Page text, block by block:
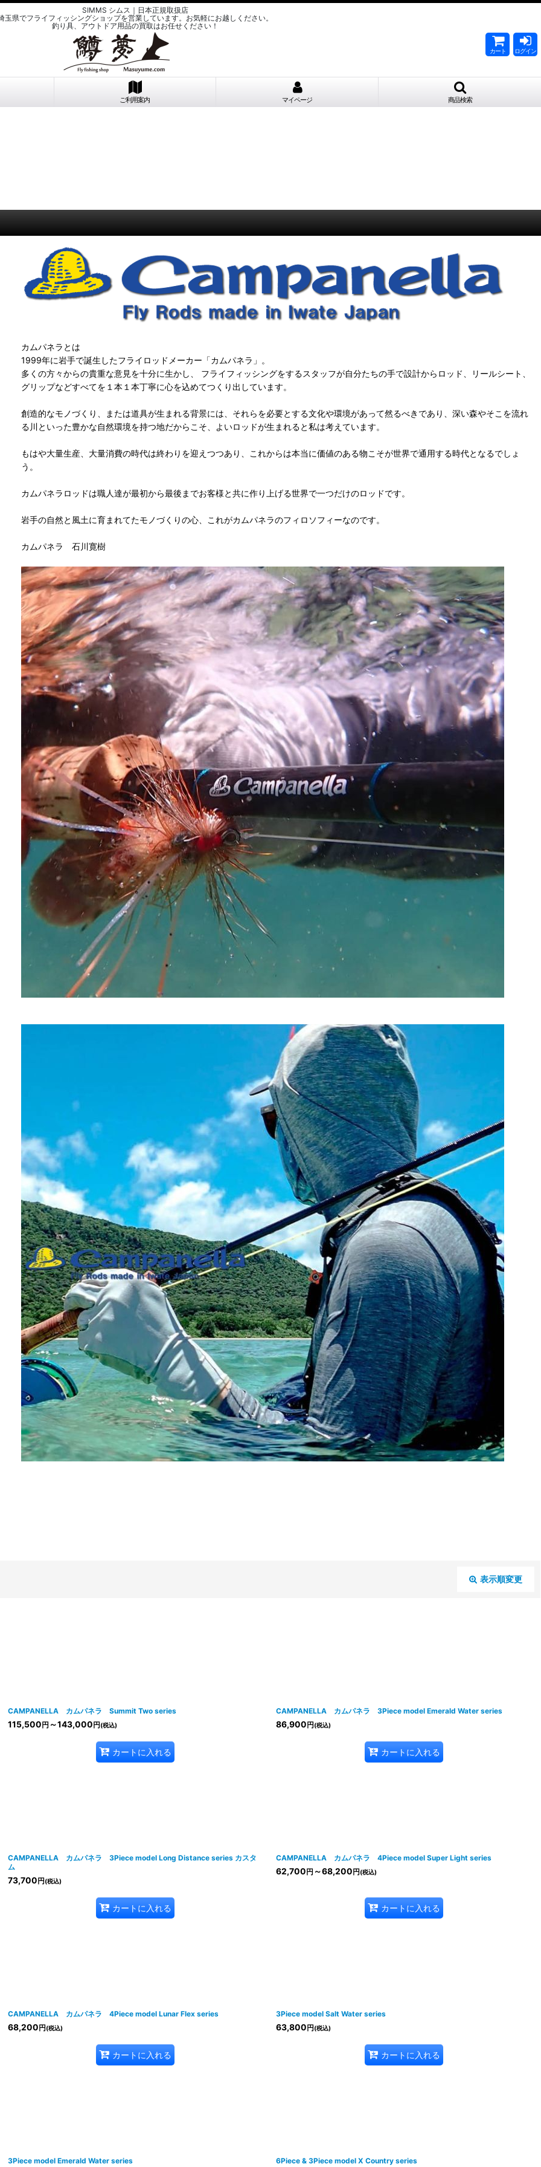
SIMMS シムス｜日本正規取扱店
玉県でフライフィッシングショップを営業しています。お気軽にお越しください。
釣り具、アウトドア用品の買取はお任せください！
カート ログイン
ご利用案内 マイページ 商品検索
カムパネラとは
1999年に岩手で誕生したフライロッドメーカー「カムパネラ」。
多くの方々からの貴重な意見を十分に生かし、 フライフィッシングをするスタッフが自分たちの手で設計からロッド、リールシート、
グリップなどすべてを１本１本丁寧に心を込めてつくり出しています。
創造的なモノづくり、または道具が生まれる背景には、それらを必要とする文化や環境があって然るべきであり、深い森やそこを流れ
る川といった豊かな自然環境を持つ地だからこそ、よいロッドが生まれると私は考えています。
もはや大量生産、大量消費の時代は終わりを迎えつつあり、これからは本当に価値のある物こそが世界で通用する時代となるでしょ
う。
カムパネラロッドは職人達が最初から最後までお客様と共に作り上げる世界で一つだけのロッドです。
岩手の自然と風土に育まれてたモノづくりの心、これがカムパネラのフィロソフィーなのです。
カムパネラ 石川寛樹
表示順変更
CAMPANELLA カムパネラ Summit Two series
115,500 円 ～143,000 円 (税込)
カートに入れる
CAMPANELLA カムパネラ 3Piece model Emerald Water series
86,900 円 (税込)
カートに入れる
CAMPANELLA カムパネラ 3Piece model Long Distance series カスタ
ム
73,700 円 (税込)
カートに入れる
CAMPANELLA カムパネラ 4Piece model Super Light series
62,700 円 ～68,200 円 (税込)
カートに入れる
CAMPANELLA カムパネラ 4Piece model Lunar Flex series
68,200 円 (税込)
カートに入れる
3Piece model Salt Water series
63,800 円 (税込)
カートに入れる
3Piece model Emerald Water series 6Piece & 3Piece model X Country series